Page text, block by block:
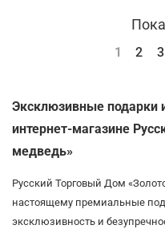
1 2 3
Эксклюзивные подарки
интернет-магазине
медведь»
Русский Торговый Дом
настоящему премиальные
эксклюзивность и